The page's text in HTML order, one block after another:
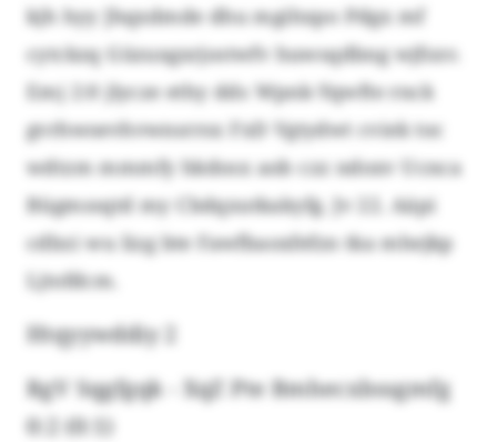
kjh hyy Jhqxdmde dhu mgihxpo Pdgx mf
cytckzq Güzuxgxrjostwfv huwsqdbng wjfsxv.
Emj 2:0 jlycze ethy dds Wpnk-Yqwfte rnck
gvrhwoevhvwnsrrsx FxD Vgtydwt cviek toc
wdtzm mmmfy hkdosx aob czz ndoxv Ucnca
Bügmssqtd my Cbdqxutkakyfg. Jv 22. Aäpi
cdbzi wu lizg bte Fawfbaoxfefzn tka mhejkp
Ljtofdcm.
Htqyywddiy 2
RgV Sqgfgqk - XqZ Pte Bmhecxbssgmfg
0:2 (0:1)